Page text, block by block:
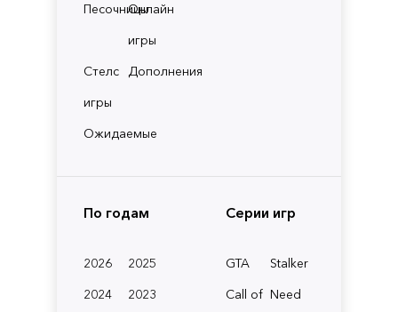
ПесочницыОнлайн
игры
Стелс
игры
Дополнения
Ожидаемые
По годам
2026
2025
2024
2023
Серии игр
GTA
Stalker
Call of Need